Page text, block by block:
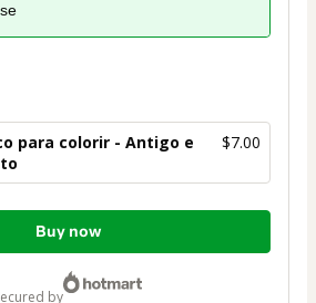
para colorir - Antigo e
$7.00
Buy now
secured by